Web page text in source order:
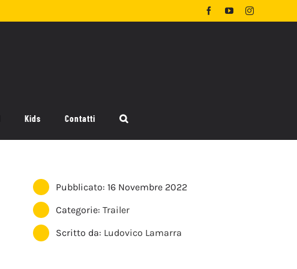
FacebookYouTubeInstagram
Kids Contatti
Pubblicato: 16 Novembre 2022
Categorie:Trailer
Scritto da: Ludovico Lamarra